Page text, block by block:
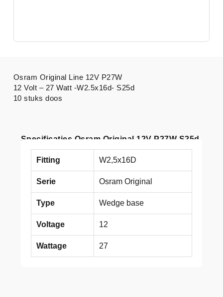
Specificaties Osram Original 12V P27W S25d
Fitting W2,5x16D
Serie Osram Original
Type Wedge base
Voltage 12
Wattage 27
Osram Original Line 12V P27W
12 Volt – 27 Watt -W2.5x16d- S25d
10 stuks doos